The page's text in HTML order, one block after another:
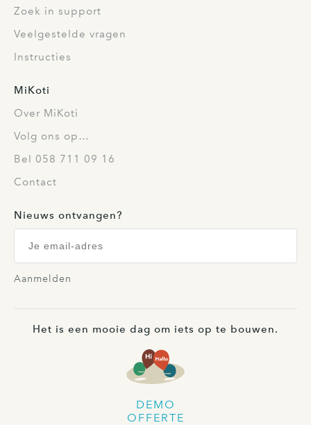
Zoek in support
Veelgestelde vragen
Instructies
MiKoti
Over MiKoti
Volg ons op…
Bel 058 711 09 16
Contact
Nieuws ontvangen?
Aanmelden
Het is een mooie dag om iets op te bouwen.
DEMO
OFFERTE